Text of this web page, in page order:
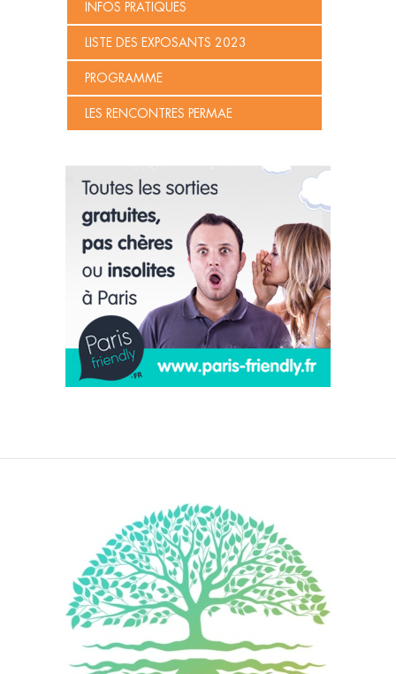
INFOS PRATIQUES
LISTE DES EXPOSANTS 2023
PROGRAMME
LES RENCONTRES PERMAE